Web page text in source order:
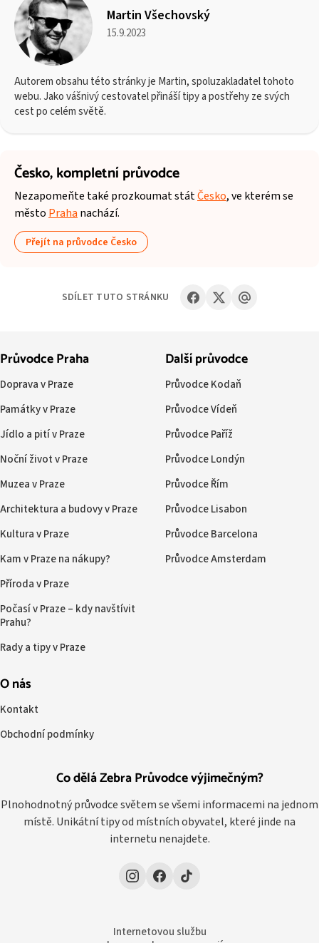
Martin Všechovský
15.9.2023
Autorem obsahu této stránky je Martin, spoluzakladatel tohoto
webu. Jako vášnivý cestovatel přináší tipy a postřehy ze svých
cest po celém světě.
Česko,kompletní průvodce
Nezapomeňte také prozkoumat státČesko, ve kterém se
město Praha nachází.
Přejít na průvodce Česko
SDÍLET TUTO STRÁNKU
Co dělá Zebra Průvodce výjimečným?
Plnohodnotný průvodce světem se všemi informacemi na jednom
místě. Unikátní tipy od místních obyvatel, které jinde na
internetu nenajdete.
Průvodce Praha
Doprava v Praze
Památky v Praze
Jídlo a pití v Praze
Noční život v Praze
Muzea v Praze
Architektura a budovy v Praze
Kultura v Praze
Kam v Praze na nákupy?
Příroda v Praze
Počasí v Praze – kdy navštívit
Prahu?
Rady a tipy v Praze
Další průvodce
Průvodce Kodaň
Průvodce Vídeň
Průvodce Paříž
Průvodce Londýn
Průvodce Řím
Průvodce Lisabon
Průvodce Barcelona
Průvodce Amsterdam
O nás
Kontakt
Obchodní podmínky
Internetovou službu